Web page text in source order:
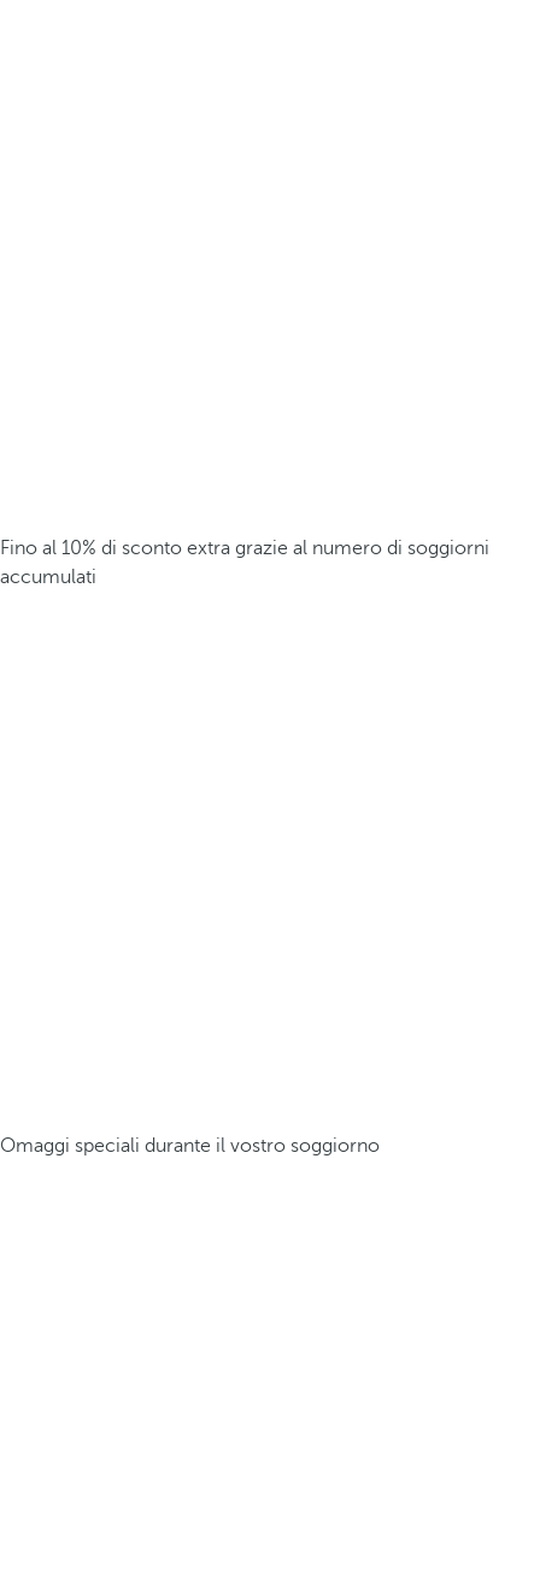
Fino al 10% di sconto extra grazie al numero di soggiorni
accumulati
Omaggi speciali durante il vostro soggiorno